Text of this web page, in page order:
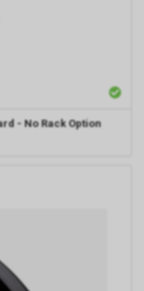
- No Rack Option